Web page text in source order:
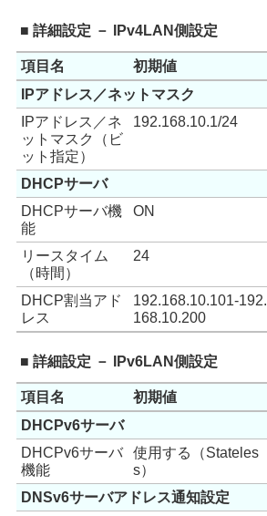
■ 詳細設定 － IPv4LAN側設定
項目名 初期値
IPアドレス／ネットマスク
IPアドレス／ネ
ットマスク（ビ
ット指定）
192.168.10.1/24
DHCPサーバ
DHCPサーバ機
能
ON
リースタイム
（時間）
24
DHCP割当アド
レス
192.168.10.101-192.
168.10.200
■ 詳細設定 － IPv6LAN側設定
項目名 初期値
DHCPv6サーバ
DHCPv6サーバ
機能
使用する（Stateles
s）
DNSv6サーバアドレス通知設定